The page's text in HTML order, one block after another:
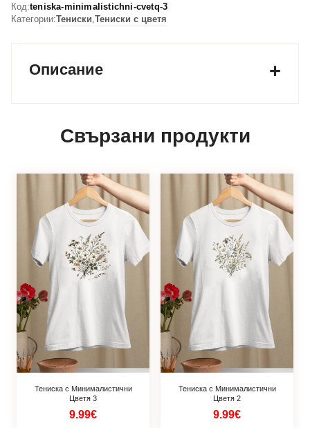
Код:teniska-minimalistichni-cvetq-3
Категории:Тениски,Тениски с цветя
Описание
Свързани продукти
Тениска с Минималистични
Цветя 3
9.99€
Тениска с Минималистични
Цветя 2
9.99€